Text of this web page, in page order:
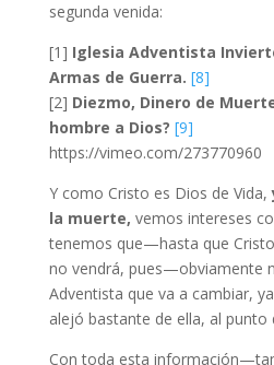
segunda venida:
[1] Iglesia Adventista
Armas de Guerra. [8]
[2] Diezmo, Dinero de
hombre a Dios? [9]
https://vimeo.com/273770960
Y como Cristo es Dios de Vida,
la muerte, vemos intereses
tenemos que—hasta que
no vendrá, pues—obviamente
Adventista que va a cambiar,
alejó bastante de ella, al punto
Con toda esta